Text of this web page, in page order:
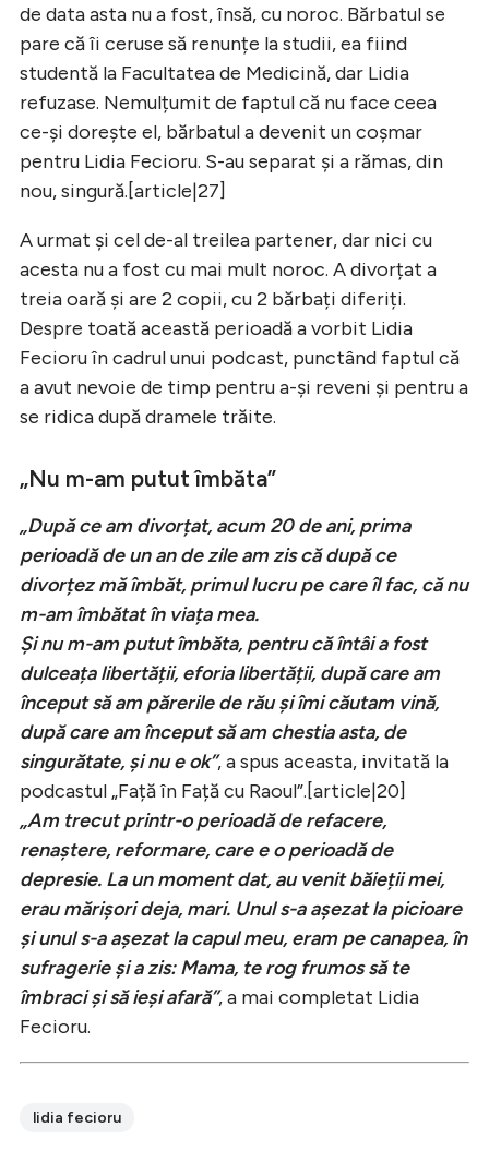
de data asta nu a fost, însă, cu noroc. Bărbatul se
pare că îi ceruse să renunțe la studii, ea fiind
studentă la Facultatea de Medicină, dar Lidia
refuzase. Nemulțumit de faptul că nu face ceea
ce-și dorește el, bărbatul a devenit un coșmar
pentru Lidia Fecioru. S-au separat și a rămas, din
nou, singură.[article|27]
A urmat și cel de-al treilea partener, dar nici cu
acesta nu a fost cu mai mult noroc. A divorțat a
treia oară și are 2 copii, cu 2 bărbați diferiți.
Despre toată această perioadă a vorbit Lidia
Fecioru în cadrul unui podcast, punctând faptul că
a avut nevoie de timp pentru a-și reveni și pentru a
se ridica după dramele trăite.
„Nu m-am putut îmbăta”
„După ce am divorțat, acum 20 de ani, prima
perioadă de un an de zile am zis că după ce
divorțez mă îmbăt, primul lucru pe care îl fac, că nu
m-am îmbătat în viața mea.
Și nu m-am putut îmbăta, pentru că întâi a fost
dulceața libertății, eforia libertății, după care am
început să am părerile de rău și îmi căutam vină,
după care am început să am chestia asta, de
singurătate, și nu e ok”, a spus aceasta, invitată la
podcastul „Față în Față cu Raoul”.[article|20]
„Am trecut printr-o perioadă de refacere,
renaștere, reformare, care e o perioadă de
depresie. La un moment dat, au venit băieții mei,
erau mărișori deja, mari. Unul s-a așezat la picioare
și unul s-a așezat la capul meu, eram pe canapea, în
sufragerie și a zis: Mama, te rog frumos să te
îmbraci și să ieși afară”, a mai completat Lidia
Fecioru.
lidia fecioru